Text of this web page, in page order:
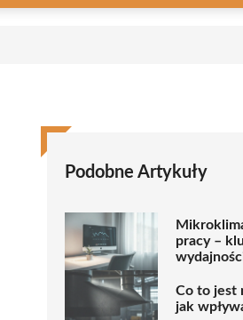
Podobne Artykuły
pracy –
Co to jest
jak